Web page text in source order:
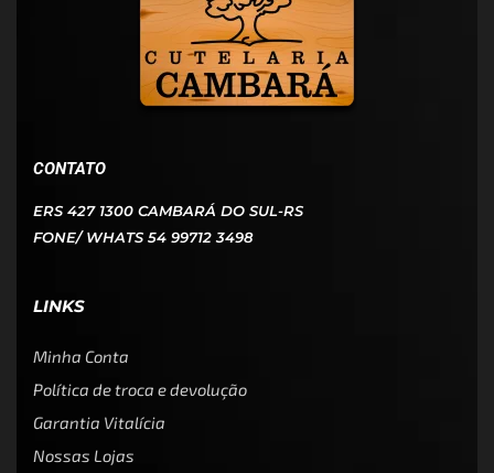
CONTATO
ERS 427 1300 CAMBARÁ DO SUL-RS
FONE/ WHATS 54 99712 3498
LINKS
Minha Conta
Política de troca e devolução
Garantia Vitalícia
Nossas Lojas